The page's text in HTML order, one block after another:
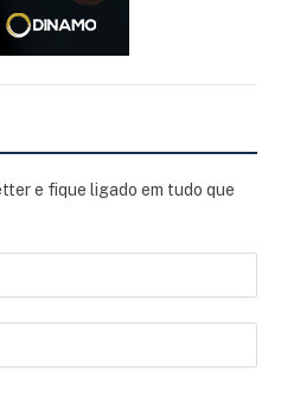
e fique ligado em tudo que